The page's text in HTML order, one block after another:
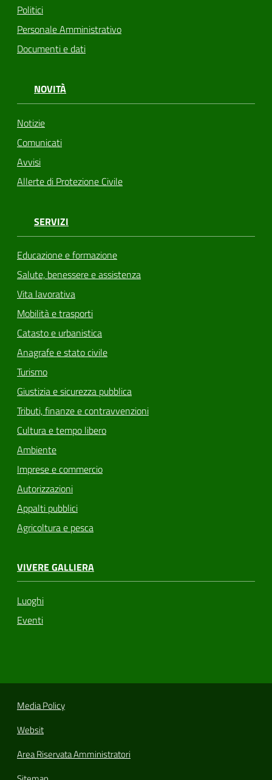
Politici
Personale Amministrativo
Documenti e dati
NOVITÀ
Notizie
Comunicati
Avvisi
Allerte di Protezione Civile
SERVIZI
Educazione e formazione
Salute, benessere e assistenza
Vita lavorativa
Mobilità e trasporti
Catasto e urbanistica
Anagrafe e stato civile
Turismo
Giustizia e sicurezza pubblica
Tributi, finanze e contravvenzioni
Cultura e tempo libero
Ambiente
Imprese e commercio
Autorizzazioni
Appalti pubblici
Agricoltura e pesca
VIVERE GALLIERA
Luoghi
Eventi
Media Policy
Websit
Area Riservata Amministratori